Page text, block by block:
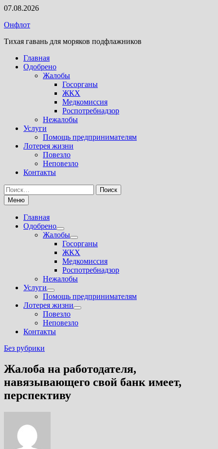
Перейти
содержимому
07.08.2026
Онфлот
Тихая гавань для моряков подфлажников
Главная
Одобрено
Жалобы
Госорганы
ЖКХ
Медкомиссия
Роспотребнадзор
Нежалобы
Услуги
Помощь предпринимателям
Лотерея жизни
Повезло
Неповезло
Контакты
Найти:
Меню
Главная
Одобрено
Показать
подменю
Жалобы
Показать
подменю
Госорганы
ЖКХ
Медкомиссия
Роспотребнадзор
Нежалобы
Услуги
Показать
подменю
Помощь предпринимателям
Лотерея жизни
Показать
Повезло
Неповезло
Контакты
Без рубрики
Жалоба на работодателя,
навязывающего свой банк имеет,
перспективу